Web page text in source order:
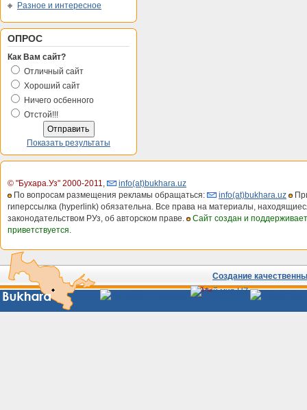
Разное и интересное
ОПРОС
Как Вам сайт?
Отличный сайт
Хороший сайт
Ничего осбенного
Отстой!!!
Показать результаты
© "Бухара.Уз" 2000-2011,
info(at)bukhara.uz
По вопросам размещения рекламы обращаться:
info(at)bukhara.uz
гиперссылка (hyperlink) обязательна. Все права на материалы,
законодательством РУз, об авторском праве.
Сайт создан и
приветствуется.
Создание
Сайты
Узбекистана